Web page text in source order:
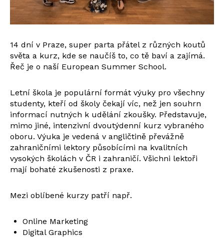
14 dní v Praze, super parta přátel z různých koutů
světa a kurz, kde se naučíš to, co tě baví a zajímá.
Řeč je o naší European Summer School.
Letní škola je populární formát výuky pro všechny
studenty, kteří od školy čekají víc, než jen souhrn
informací nutných k udělání zkoušky. Představuje,
mimo jiné, intenzivní dvoutýdenní kurz vybraného
oboru. Výuka je vedená v angličtině převážně
zahraničními lektory působícími na kvalitních
vysokých školách v ČR i zahraničí. Všichni lektoři
mají bohaté zkušenosti z praxe.
Mezi oblíbené kurzy patří např.
Online Marketing
Digital Graphics